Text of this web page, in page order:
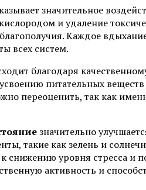
значительное
и удаление
Каждое
всех систем.
благодаря
питательных
переоценить, так как
значительно
такие как зелень и
снижению уровня стресса и
активность и